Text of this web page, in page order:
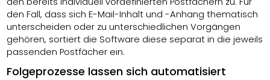
den Fall, dass sich E-Mail-Inhalt und -Anhang thematisch
unterscheiden oder zu unterschiedlichen Vorgängen
gehören, sortiert die Software diese separat in die jeweils
passenden Postfächer ein.
Folgeprozesse lassen sich automatisiert